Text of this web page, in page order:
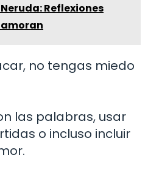
Reflexiones
no tengas miedo
las palabras, usar
o incluso incluir